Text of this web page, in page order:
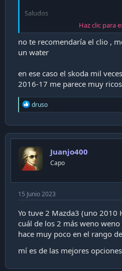
Saludos
Enviado desde mi iPhone
Haz clic para
no te recomendaría el clio ,
un water
en ese caso el skoda mil
2016-17 me parece muy
R
e
c
t
o
n
s
druso
Juanjo400
Capo
15 Junio 2023
Yo tuve 2 Mazda3 (uno 2010
cuál de los 2 más weno
hace muy poco en el rango
mí es de las mejores